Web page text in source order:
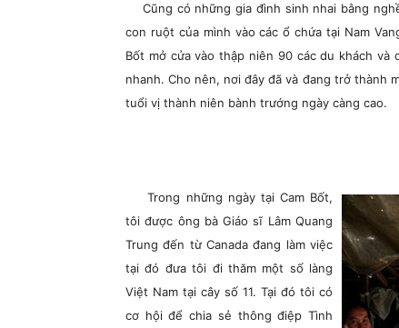
Cũng có những gia đình sinh nhai bằng
con ruột của mình vào các ổ chứa tại Nam
Bốt mở cửa vào thập niên 90 các du khách
nhanh. Cho nên, nơi đây đã và đang trở thành
tuổi vị thành niên bành trướng ngày càng cao.
Trong những ngày tại Cam Bốt,
tôi được ông bà Giáo sĩ Lâm Quang
Trung đến từ Canada đang làm việc
tại đó đưa tôi đi thăm một số làng
Việt Nam tại cây số 11. Tại đó tôi có
cơ hội để chia sẻ thông điệp Tình